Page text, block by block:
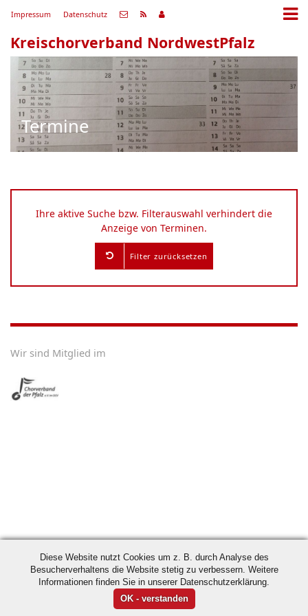
Impressum Datenschutz
Kreischorverband NordwestPfalz
Termine
Ihre aktive Suche bzw. Filterauswahl verhindert die
Anzeige von Terminen.
Filter zurücksetzen
Wir sind Mitglied im
Diese Website nutzt Cookies um z. B. durch Analyse des
Besucherverhaltens die Website stetig zu verbessern. Weitere
Informationen finden Sie in unserer Datenschutzerklärung.